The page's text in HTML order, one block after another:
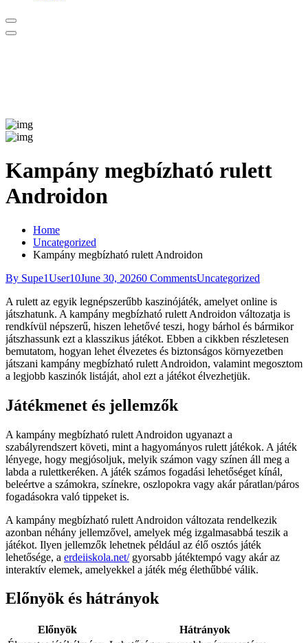
Kampány megbízható rulett
Androidon
Home
Uncategorized
Kampány megbízható rulett Androidon
By Supe1User10June 30, 20260 CommentsUncategorized
A rulett az egyik legnépszerűbb kaszinójáték, amelyet online is
játszhatunk. A kampány megbízható rulett Androidon változatja is
rendkívül népszerű, hiszen lehetővé teszi, hogy bárhol és bármikor
játszhassunk ezt a klasszikus játékot. Ebben a cikkben részletesen
bemutatom, hogyan lehet élvezetes és biztonságos környezetben
játszani kampány megbízható rulett Androidon, valamint megosztom
a legjobb kaszinók listáját, ahol ezt a játékot élvezhetjük.
Játékmenet és jellemzők
A kampány megbízható rulett Androidon ugyanazt a
szabályrendszert követi, mint a hagyományos rulett játékok. A játék
lényege, hogy megjósoljuk, melyik számon vagy színen áll meg a
labda a rulettkeréken. A játék számos fogadási lehetőséget kínál,
beleértve a számokra, színekre, oszlopokra vagy akár páratlan/páros
fogadásokra való tippeket is.
A kampány megbízható rulett Androidon változata rendelkezik
azonban néhány jellemzővel, amelyek még izgalmasabbá teszik a
játékot. Ilyen jellemzők lehetnek például az élő osztós játék
lehetősége, a erdeiiskola.net/gyorsabb játéktempó vagy akár az
interaktív elemek, amelyekkel a játék még élethűbbé válik.
Előnyök és hátrányok
Előnyök
Hátrányok